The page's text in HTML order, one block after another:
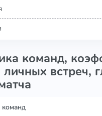
команд,
личных встреч,
команд